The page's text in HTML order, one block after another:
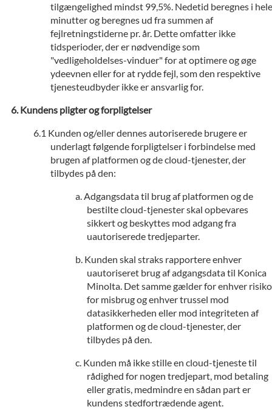
tilgængelighed mindst 99,5%. Nedetid beregnes i hele
minutter og beregnes ud fra summen af
fejlretningstiderne pr. år. Dette omfatter ikke
tidsperioder, der er nødvendige som
"vedligeholdelses-vinduer" for at optimere og øge
ydeevnen eller for at rydde fejl, som den respektive
tjenesteudbyder ikke er ansvarlig for.
Kundens pligter og forpligtelser
Kunden og/eller dennes autoriserede brugere er
underlagt følgende forpligtelser i forbindelse med
brugen af platformen og de cloud-tjenester, der
tilbydes på den:
Adgangsdata til brug af platformen og de
bestilte cloud-tjenester skal opbevares
sikkert og beskyttes mod adgang fra
uautoriserede tredjeparter.
Kunden skal straks rapportere enhver
uautoriseret brug af adgangsdata til Konica
Minolta. Det samme gælder for enhver risiko
for misbrug og enhver trussel mod
datasikkerheden eller mod integriteten af
platformen og de cloud-tjenester, der
tilbydes på den.
Kunden må ikke stille en cloud-tjeneste til
rådighed for nogen tredjepart, mod betaling
eller gratis, medmindre en sådan part er
kundens stedfortrædende agent.